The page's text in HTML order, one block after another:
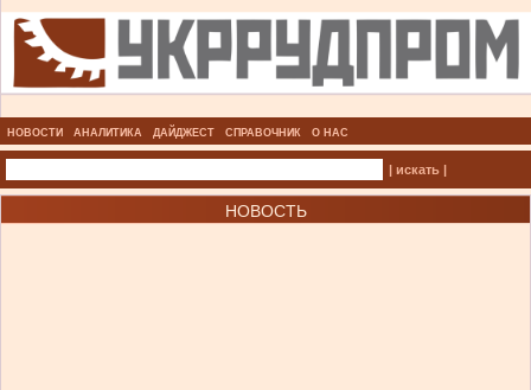
НОВОСТИ АНАЛИТИКА ДАЙДЖЕСТ СПРАВОЧНИК О НАС
| искать |
НОВОСТЬ